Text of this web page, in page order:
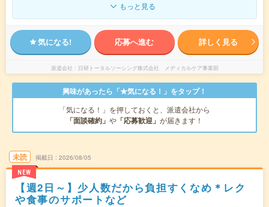
もっと見る
気になる! 応募へ進む 詳しく見る
派遣会社 日研トータルソーシング株式会社 メディカルケア事業部
興味があったら「★気になる！」をタップ！
「気になる！」を押しておくと、派遣会社から
「面談確約」 や 「応募歓迎」 が届きます！
未読
NEW
掲載日 2026/08/05
【週2日～】少人数だから負担すくなめ＊レク
や食事のサポートなど